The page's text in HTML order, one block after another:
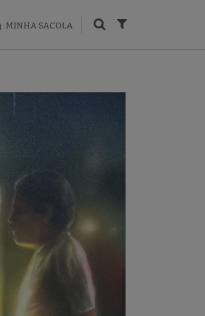
MINHA SACOLA